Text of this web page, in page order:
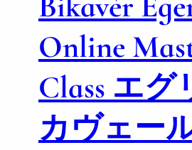
t
o
n
O
l
n
e
Online
Class エグ
カヴェー